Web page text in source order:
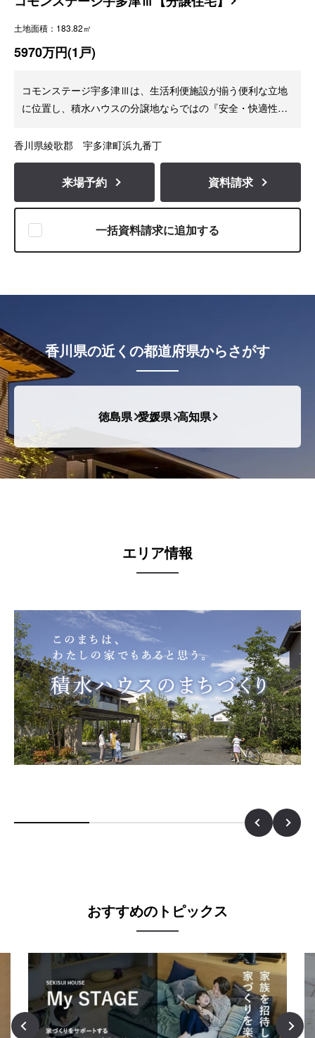
土地面積：183.82㎡
5970万円(1戸)
コモンステージ宇多津Ⅲは、生活利便施設が揃う便利な立地
に位置し、積水ハウスの分譲地ならではの『安全・快適性』
香川県綾歌郡 宇多津町浜九番丁
来場予約 資料請求
一括資料請求に追加する
香川県の近くの都道府県からさがす
徳島県 愛媛県 高知県
エリア情報
おすすめのトピックス